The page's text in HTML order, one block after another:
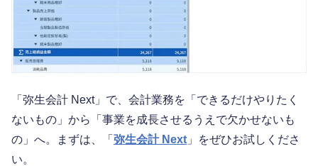
「弥生会計 Next」で、会計業務を「できるだけやりたく
ないもの」から「事業を成長させるうえで欠かせないも
の」へ。まずは、「 弥生会計 Next 」をぜひお試しくださ
い。